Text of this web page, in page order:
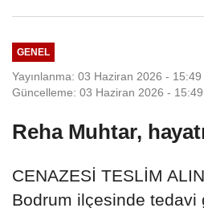
GENEL
Yayınlanma: 03 Haziran 2026 - 15:49
Güncelleme: 03 Haziran 2026 - 15:49
Reha Muhtar,
CENAZESİ TESLİM
Bodrum ilçesinde tedavi